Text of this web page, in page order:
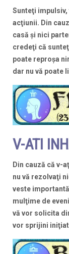
Sunteţi
acţiunii. Din
casă şi nici
credeţi că
poate reproşa
dar nu vă poate
V-ATI
Din cauză că v-
nu vă rezolvaţi
veste
mulţime de
vă vor solicita
vor sprijini